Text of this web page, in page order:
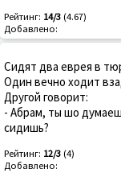
Рейтинг: 14/3 (4.67)
Добавлено:
Сидят два еврея в
Один вечно ходит
Другой говорит:
- Абрам, ты шо
сидишь?
Рейтинг: 12/3 (4)
Добавлено: